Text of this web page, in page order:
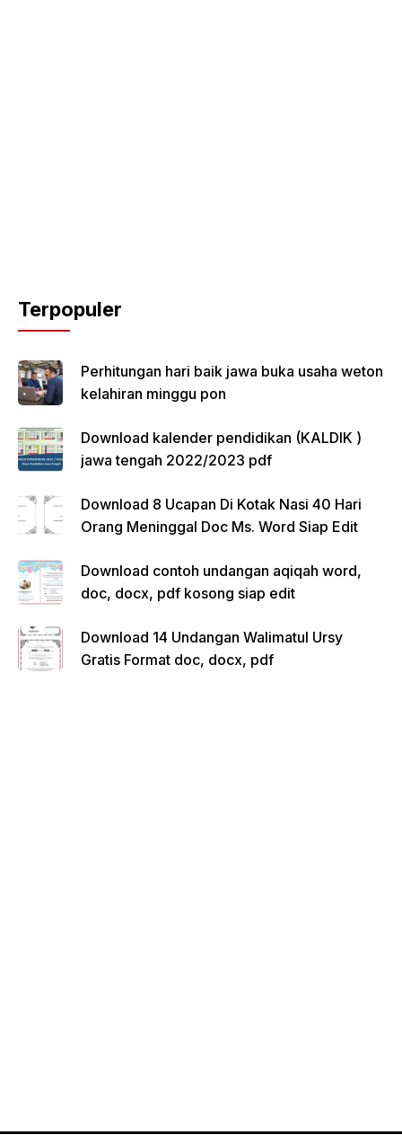
Terpopuler
Perhitungan hari baik jawa buka usaha weton
kelahiran minggu pon
Download kalender pendidikan (KALDIK )
jawa tengah 2022/2023 pdf
Download 8 Ucapan Di Kotak Nasi 40 Hari
Orang Meninggal Doc Ms. Word Siap Edit
Download contoh undangan aqiqah word,
doc, docx, pdf kosong siap edit
Download 14 Undangan Walimatul Ursy
Gratis Format doc, docx, pdf